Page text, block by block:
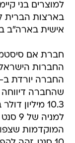
למוצרים בני
בארצות הברית
אישית בארה"ב
חברת אם
החברות
שהחברה
המוקדמות